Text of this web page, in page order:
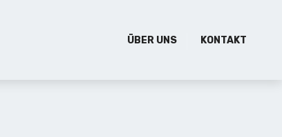
ÜBER UNS KONTAKT